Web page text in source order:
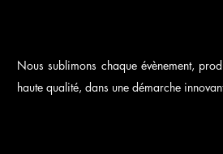
Nous sublimons chaque évènement,
haute qualité, dans une démarche